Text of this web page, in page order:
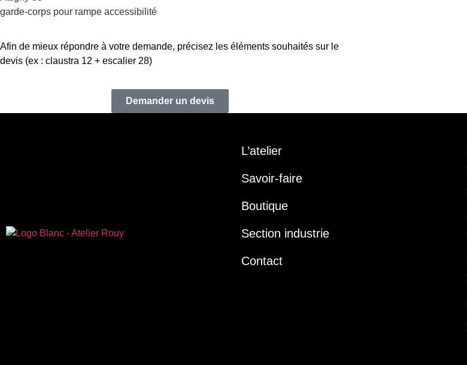
garde-corps pour rampe accessibilité
Afin de mieux répondre à votre demande, précisez les éléments souhaités sur le
devis (ex : claustra 12 + escalier 28)
Demander un devis
L’atelier
Savoir-faire
Boutique
Section industrie
Contact